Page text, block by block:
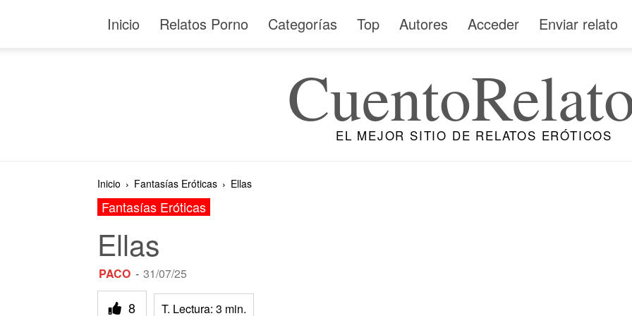
Inicio Relatos Porno Categorías Top Autores Acceder Enviar relato
EL MEJOR SITIO DE RELATOS ERÓTICOS
Inicio Fantasías Eróticas Ellas
Fantasías Eróticas
Ellas
PACO - 31/07/25
8 T. Lectura: 3 min.